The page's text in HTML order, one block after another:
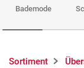
Bademode
Sortiment